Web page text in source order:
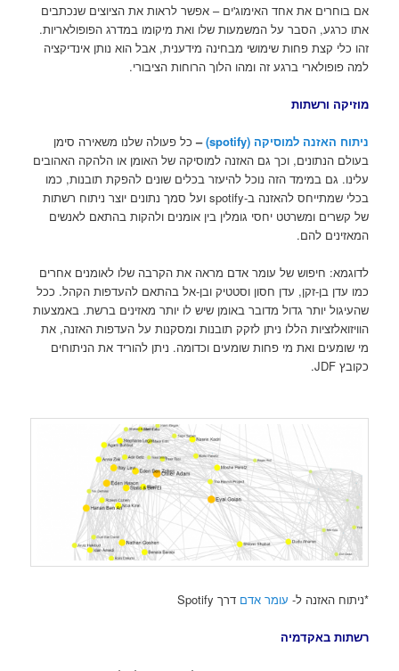
אם בוחרים את אחד האימוג'ים – אפשר לראות את הציוצים שנכתבים
אתו כרגע, הסבר על המשמעות שלו ואת מיקומו במדרג הפופולאריות.
זהו כלי קצת פחות שימושי מבחינה מידענית, אבל הוא נותן אינדיקציה
למה פופולארי ברגע זה ומהו הלוך הרוחות הציבורי.
מוזיקה ורשתות
ניתוח האזנה למוסיקה (spotify) –כל פעולה שלנו משאירה סימן
בעולם הנתונים, וכך גם האזנה למוסיקה של האומן או הלהקה האהובים
עלינו. גם במימד הזה נוכל להיעזר בכלים שונים להפקת תובנות, כמו
בכלי שמתייחס להאזנה ב-spotify ועל סמך נתונים יוצר ניתוח רשתות
של קשרים ומשרטט יחסי גומלין בין אומנים ולהקות בהתאם לאנשים
המאזינים להם.
לדוגמא: חיפוש של עומר אדם מראה את הקרבה שלו לאומנים אחרים
כמו עדן בן-זקן, עדן חסון וסטטיק ובן-אל בהתאם להעדפות הקהל. ככל
שהעיגול יותר גדול מדובר באומן שיש לו יותר מאזינים ברשת. באמצעות
הוויזואלזציות הללו ניתן לזקק תובנות ומסקנות על העדפות האזנה, את
מי שומעים ואת מי פחות שומעים וכדומה. ניתן להוריד את הניתוחים
כקובץ JDF.
*ניתוח האזנה ל- עומר אדם דרך Spotify
רשתות באקדמיה